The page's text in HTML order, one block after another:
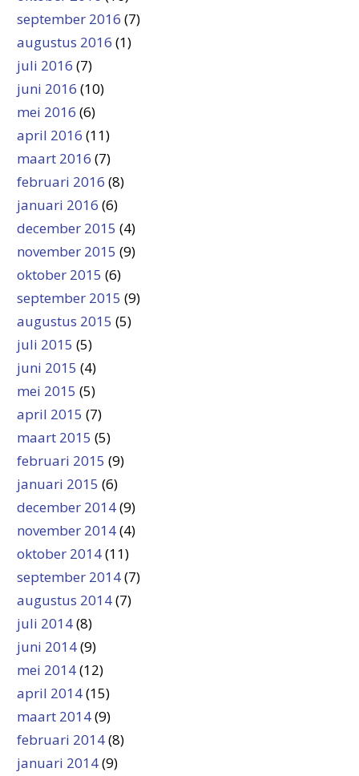
september 2016 (7)
augustus 2016 (1)
juli 2016 (7)
juni 2016 (10)
mei 2016 (6)
april 2016 (11)
maart 2016 (7)
februari 2016 (8)
januari 2016 (6)
december 2015 (4)
november 2015 (9)
oktober 2015 (6)
september 2015 (9)
augustus 2015 (5)
juli 2015 (5)
juni 2015 (4)
mei 2015 (5)
april 2015 (7)
maart 2015 (5)
februari 2015 (9)
januari 2015 (6)
december 2014(9)
november 2014(4)
oktober 2014(11)
september 2014(7)
augustus 2014(7)
juli 2014(8)
juni 2014(9)
mei 2014(12)
april 2014(15)
maart 2014(9)
februari 2014(8)
januari 2014(9)